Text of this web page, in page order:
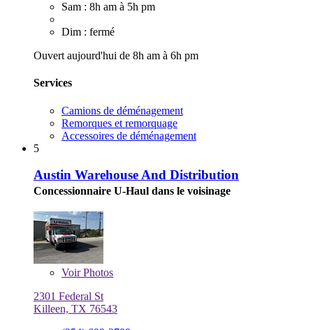
Sam : 8h am à 5h pm
Dim : fermé
Ouvert aujourd'hui de 8h am à 6h pm
Services
Camions de déménagement
Remorques et remorquage
Accessoires de déménagement
5
Austin Warehouse And Distribution
Concessionnaire U-Haul dans le voisinage
VoirPhotos
2301 Federal St
Killeen, TX 76543